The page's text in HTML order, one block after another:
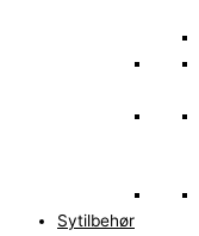
Sytilbehør